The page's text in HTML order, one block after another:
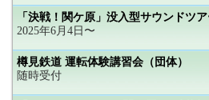
「決戦！関ケ原」没入型サウンドツ
2025年6月4日〜
樽見鉄道 運転体験講習会（団体）
随時受付